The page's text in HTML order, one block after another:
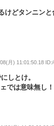
けどタンニン
月) 11:01:50.18
しとけ。
では意味無し！